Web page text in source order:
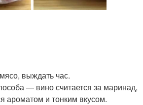
выждать час.
— вино считается за маринад,
ароматом и тонким вкусом.